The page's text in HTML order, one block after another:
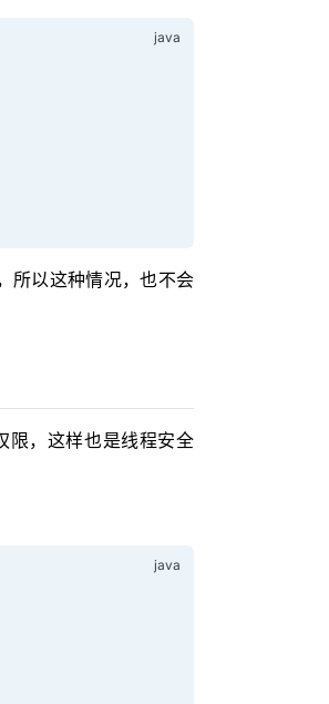
所以这种情况，也不会
限，这样也是线程安全